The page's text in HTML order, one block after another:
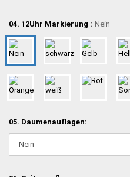
04. 12Uhr Markierung : Nein
05. Daumenauflagen: